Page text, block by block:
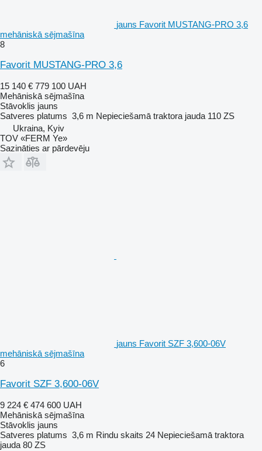
jauns Favorit MUSTANG-PRO 3,6
mehāniskā sējmašīna
8
Favorit MUSTANG-PRO 3,6
15 140 € 779 100 UAH
Mehāniskā sējmašīna
Stāvoklis jauns
Satveres platums 3,6 m Nepieciešamā traktora jauda 110 ZS
Ukraina, Kyiv
TOV «FERM Ye»
Sazināties ar pārdevēju
jauns Favorit SZF 3,600-06V
mehāniskā sējmašīna
6
Favorit SZF 3,600-06V
9 224 € 474 600 UAH
Mehāniskā sējmašīna
Stāvoklis jauns
Satveres platums 3,6 m Rindu skaits 24 Nepieciešamā traktora
jauda 80 ZS